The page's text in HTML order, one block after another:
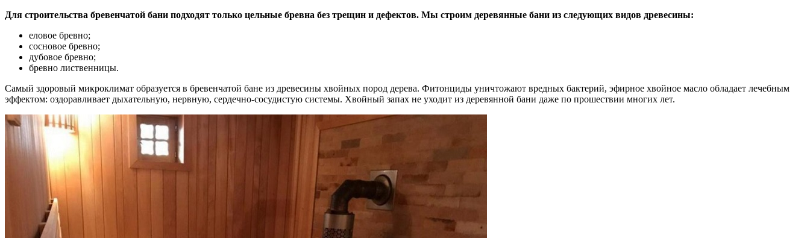
Для строительства бревенчатой бани подходят только цельные бревна без трещин и дефектов. Мы строим деревянные бани из следующих видов древесины:
еловое бревно;
сосновое бревно;
дубовое бревно;
бревно лиственницы.
Самый здоровый микроклимат образуется в бревенчатой бане из древесины хвойных пород дерева. Фитонциды уничтожают вредных бактерий, эфирное хвойное масло обладает лечебным
эффектом: оздоравливает дыхательную, нервную, сердечно-сосудистую системы. Хвойный запах не уходит из деревянной бани даже по прошествии многих лет.